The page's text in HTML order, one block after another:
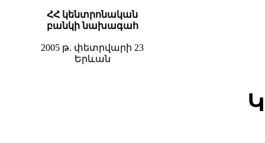
ՀՀ կենտրոնական
բանկի նախագահ
2005 թ. փետրվարի 23
Երևան